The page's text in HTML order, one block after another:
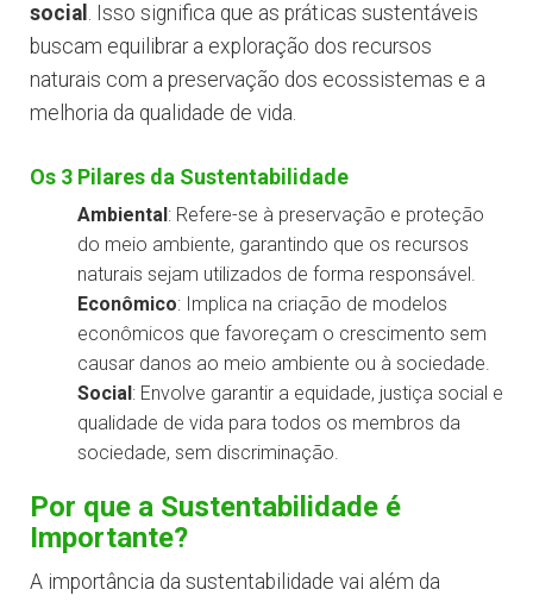
social . Isso significa que as práticas sustentáveis
buscam equilibrar a exploração dos recursos
naturais com a preservação dos ecossistemas e a
melhoria da qualidade de vida.
Os 3 Pilares da Sustentabilidade
Ambiental : Refere-se à preservação e proteção
do meio ambiente, garantindo que os recursos
naturais sejam utilizados de forma responsável.
Econômico: Implica na criação de modelos
econômicos que favoreçam o crescimento sem
causar danos ao meio ambiente ou à sociedade.
Social : Envolve garantir a equidade, justiça social e
qualidade de vida para todos os membros da
sociedade, sem discriminação.
Por que a Sustentabilidade é
Importante?
A importância da sustentabilidade vai além da